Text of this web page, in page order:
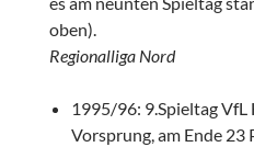
oben).
Regionalliga Nord
1995/96: 9.Spieltag VfL
Vorsprung, am Ende 23